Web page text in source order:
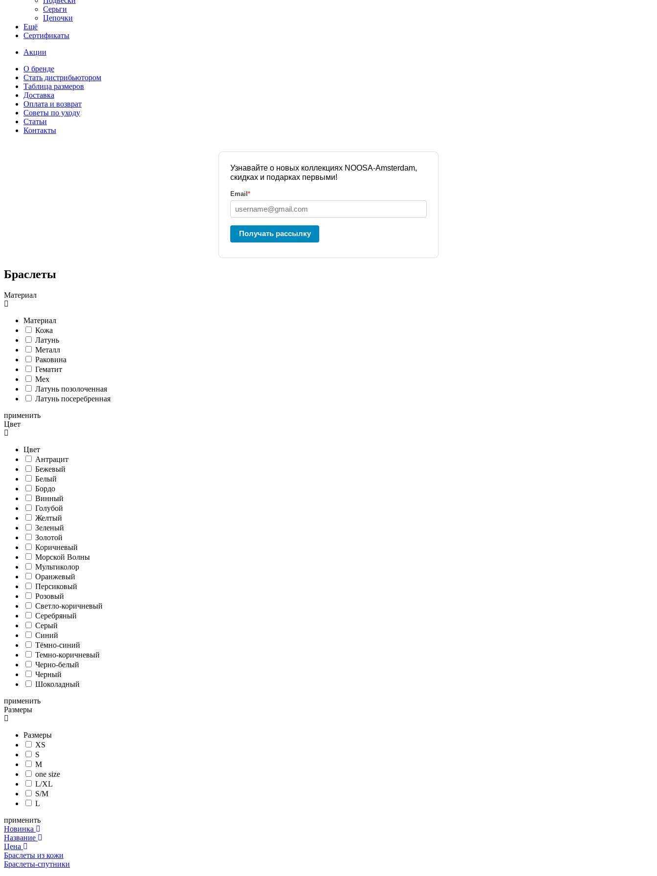
Серьги
Цепочки
Ещё
Сертификаты
Акции
О бренде
Стать дистрибьютором
Таблица размеров
Доставка
Оплата и возврат
Советы по уходу
Статьи
Контакты
Узнавайте о новых коллекциях NOOSA-Amsterdam,
скидках и подарках первыми!
Email *
Получать рассылку
Браслеты
Материал
Материал
Кожа
Латунь
Металл
Раковина
Гематит
Мех
Латунь позолоченная
Латунь посеребренная
применить
Цвет
Цвет
Антрацит
Бежевый
Белый
Бордо
Винный
Голубой
Желтый
Зеленый
Золотой
Коричневый
Морской Волны
Мультиколор
Оранжевый
Персиковый
Розовый
Светло-коричневый
Серебряный
Серый
Синий
Тёмно-синий
Темно-коричневый
Черно-белый
Черный
Шоколадный
применить
Размеры
Размеры
XS
S
M
one size
L/XL
S/M
L
применить
Новинка
Название
Цена
Браслеты из кожи
Браслеты-спутники